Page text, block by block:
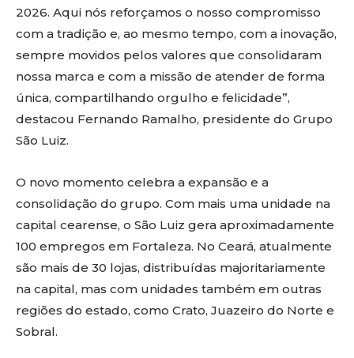
2026. Aqui nós reforçamos o nosso compromisso
com a tradição e, ao mesmo tempo, com a inovação,
sempre movidos pelos valores que consolidaram
nossa marca e com a missão de atender de forma
única, compartilhando orgulho e felicidade”,
destacou Fernando Ramalho, presidente do Grupo
São Luiz.
O novo momento celebra a expansão e a
consolidação do grupo. Com mais uma unidade na
capital cearense, o São Luiz gera aproximadamente
100 empregos em Fortaleza. No Ceará, atualmente
são mais de 30 lojas, distribuídas majoritariamente
na capital, mas com unidades também em outras
regiões do estado, como Crato, Juazeiro do Norte e
Sobral.